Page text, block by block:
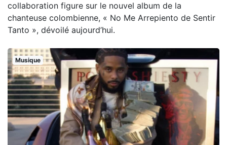
collaboration figure sur le nouvel album de la
chanteuse colombienne, « No Me Arrepiento de Sentir
Tanto », dévoilé aujourd’hui.
Musique